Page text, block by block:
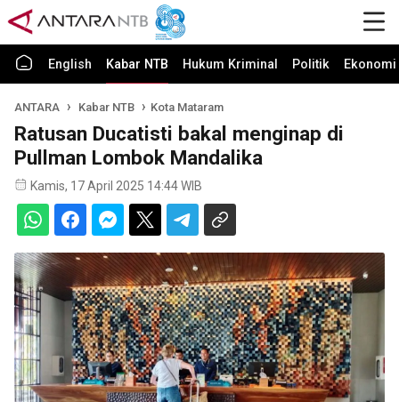
English Kabar NTB Hukum Kriminal Politik
ANTARA Kabar NTB Kota Mataram
Ratusan Ducatisti bakal menginap di
Pullman Lombok Mandalika
Kamis, 17 April 2025 14:44 WIB